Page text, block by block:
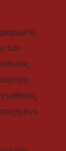
των
μαθητές,